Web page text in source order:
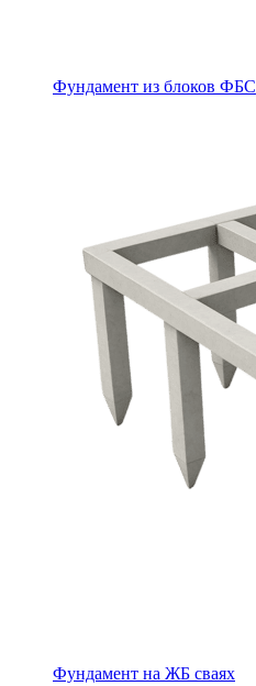
Фундамент из блоков ФБС
Фундамент на ЖБ сваях